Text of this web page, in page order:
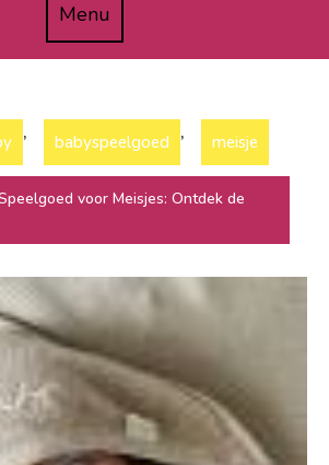
MenuMenu
, babyspeelgoed , meisje
voor Meisjes: Ontdek de